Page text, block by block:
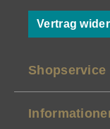
Vertrag
Shopservice